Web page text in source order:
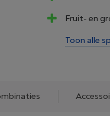
Fruit- en
Toon alle